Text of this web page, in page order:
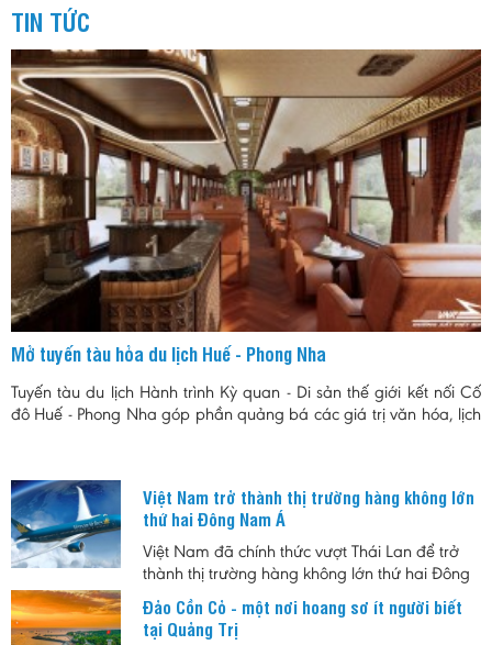
TIN TỨC
Mở tuyến tàu hỏa du lịch Huế - Phong Nha
Tuyến tàu du lịch Hành trình Kỳ quan - Di sản thế giới kết nối Cố
đô Huế - Phong Nha góp phần quảng bá các giá trị văn hóa, lịch
Việt Nam trở thành thị trường hàng không lớn
thứ hai Đông Nam Á
Việt Nam đã chính thức vượt Thái Lan để trở
thành thị trường hàng không lớn thứ hai Đông
Nam Á, đánh dấu bước tiến quan trọng của
ngành hàng không trong bối cảnh nhu cầu đi
lại và du lịch tiếp tục tăng trưởng mạnh.
Đảo Cồn Cỏ - một nơi hoang sơ ít người biết
tại Quảng Trị